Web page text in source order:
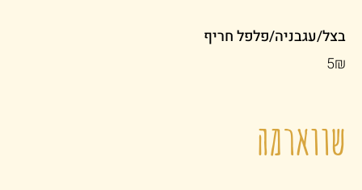
בצל/עגבניה/פלפל חריף
‏5 ‏₪
שווארמה